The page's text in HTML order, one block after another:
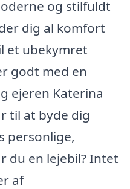
og stilfuldt
dig al komfort
et ubekymret
godt med en
ejeren Katerina
til at byde dig
personlige,
en lejebil? Intet
af